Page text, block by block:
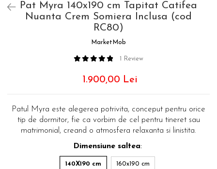
Pat Myra 140x190 cm Tapitat Catifea
Nuanta Crem Somiera Inclusa (cod
RC80)
MarketMob
1 Review
1.900,00 Lei
Patul Myra este alegerea potrivita, conceput pentru orice
tip de dormitor, fie ca vorbim de cel pentru tineret sau
matrimonial, creand o atmosfera relaxanta si linistita.
Dimensiune saltea:
140X190 cm 160x190 cm